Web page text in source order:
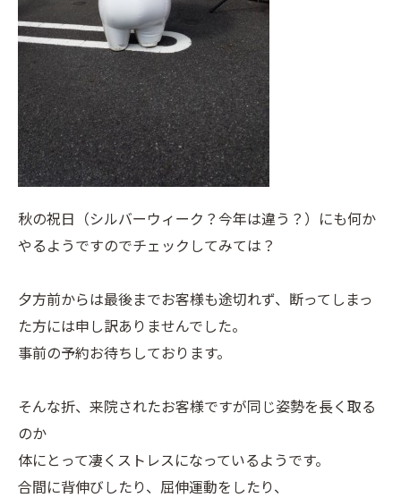
秋の祝日（シルバーウィーク？今年は違う？）にも何か
やるようですのでチェックしてみては？
夕方前からは最後までお客様も途切れず、断ってしまっ
た方には申し訳ありませんでした。
事前の予約お待ちしております。
そんな折、来院されたお客様ですが同じ姿勢を長く取る
のか
体にとって凄くストレスになっているようです。
合間に背伸びしたり、屈伸運動をしたり、